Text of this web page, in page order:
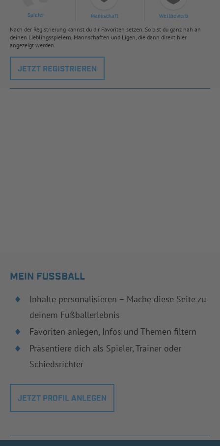
Spieler Mannschaft Wettbewerb
Nach der Registrierung kannst du dir Favoriten setzen. So bist du ganz nah an
deinen Lieblingsspielern, Mannschaften und Ligen, die dann direkt hier
angezeigt werden.
JETZT REGISTRIEREN
MEIN FUSSBALL
Inhalte personalisieren – Mache diese Seite zu
deinem Fußballerlebnis
Favoriten anlegen, Infos und Themen filtern
Präsentiere dich als Spieler, Trainer oder
Schiedsrichter
JETZT PROFIL ANLEGEN